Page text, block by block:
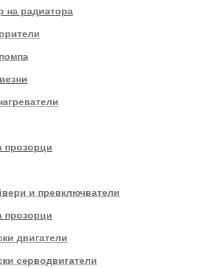
на радиатора
прозорци
и превключватели
прозорци
двигатели
серводвигатели